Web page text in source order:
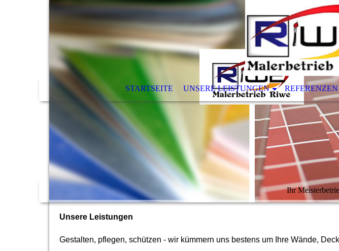
STARTSEITE UNSERE LEISTUNGEN REFERENZEN
Ihr
Unsere Leistungen
Gestalten, pflegen, schützen - wir kümmern uns bestens um Ihre Wände,